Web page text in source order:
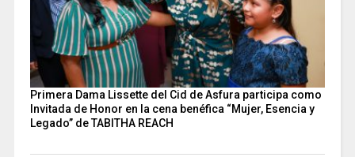
Primera Dama Lissette del Cid de Asfura participa como
Invitada de Honor en la cena benéfica “Mujer, Esencia y
Legado” de TABITHA REACH